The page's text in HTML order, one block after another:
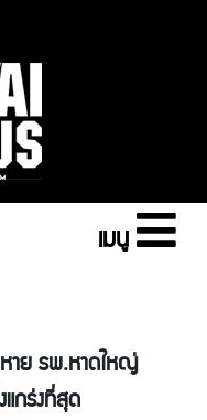
เมนู
าย รพ.หาดใหญ่
กร่งที่สุด